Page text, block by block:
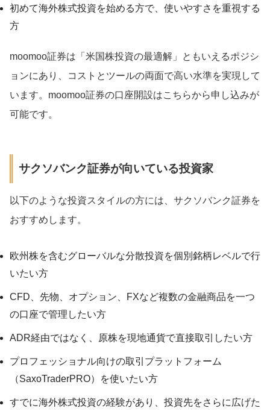
初めて海外株式投資を始める方で、使いやすさを重視する
方
moomoo証券は「米国株投資の最適解」ともいえるポジシ
ョンにあり、コストとツールの両面で高い水準を実現して
います。moomoo証券の口座開設はこちらから申し込みが
可能です。
サクソバンク証券が向いている投資家
以下のような投資スタイルの方には、サクソバンク証券を
おすすめします。
欧州株を含むグローバルな分散投資を個別銘柄レベルで行
いたい方
CFD、先物、オプション、FXなど複数の金融商品を一つ
の口座で管理したい方
ADR経由ではなく、原株を現地通貨で直接取引したい方
プロフェッショナル向けの取引プラットフォーム
（SaxoTraderPRO）を使いたい方
すでに海外株式投資の経験があり、投資先をさらに広げた